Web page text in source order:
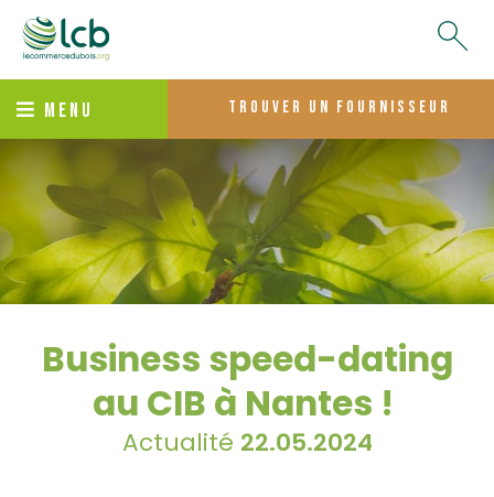
MENU trouver un fournisseur
Business speed-dating
au CIB à Nantes !
Actualité 22.05.2024